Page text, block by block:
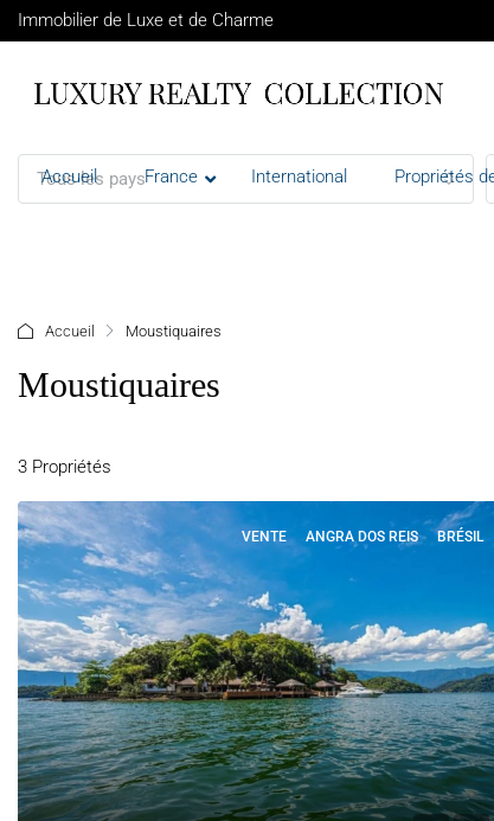
Immobilier de Luxe et de Charme
Accueil France International Propriétés
Tous les pays
Accueil Moustiquaires
Moustiquaires
3 Propriétés
VENTE ANGRA DOS REIS BRÉSIL